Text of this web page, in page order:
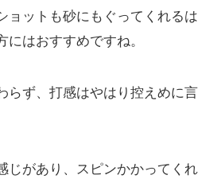
ョットも砂にもぐってくれるは
にはおすすめですね。
ず、 打感はやはり控えめに言
じがあり、
スピンかかってくれ